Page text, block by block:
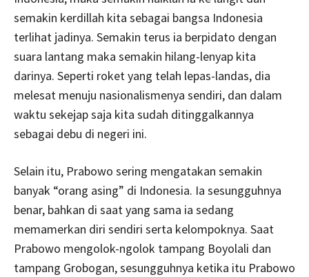
semakin kerdillah kita sebagai bangsa Indonesia
terlihat jadinya. Semakin terus ia berpidato dengan
suara lantang maka semakin hilang-lenyap kita
darinya. Seperti roket yang telah lepas-landas, dia
melesat menuju nasionalismenya sendiri, dan dalam
waktu sekejap saja kita sudah ditinggalkannya
sebagai debu di negeri ini.
Selain itu, Prabowo sering mengatakan semakin
banyak “orang asing” di Indonesia. Ia sesungguhnya
benar, bahkan di saat yang sama ia sedang
memamerkan diri sendiri serta kelompoknya. Saat
Prabowo mengolok-ngolok tampang Boyolali dan
tampang Grobogan, sesungguhnya ketika itu Prabowo